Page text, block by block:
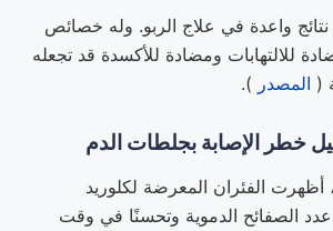
واعدة في علاج الربو. وله خصائص
للالتهابات ومضادة للأكسدة قد تجعله
( المصدر ).
خطر الإصابة بجلطات الدم
الفئران المعرضة لكلوريد
عدد الصفائح الدموية وتحسنًا في وقت